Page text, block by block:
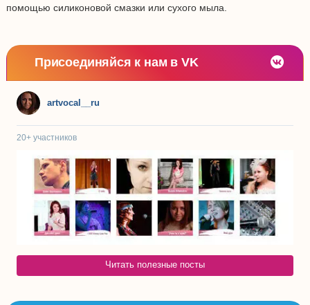
помощью силиконовой смазки или сухого мыла.
Присоединяйся к нам в VK
artvocal__ru
20+ участников
Читать полезные посты